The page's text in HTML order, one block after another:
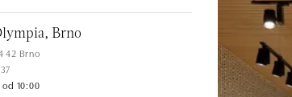
Brno
42 Brno
10:00